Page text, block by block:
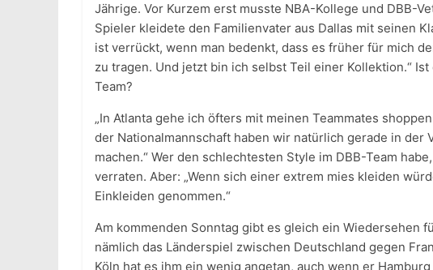
Jährige. Vor Kurzem erst musste NBA-Kollege und DBB-
Spieler kleidete den Familienvater aus Dallas mit seinen
ist verrückt, wenn man bedenkt, dass es früher für mich
zu tragen. Und jetzt bin ich selbst Teil einer Kollektion.“
Team?
„In Atlanta gehe ich öfters mit meinen Teammates
der Nationalmannschaft haben wir natürlich gerade in der
machen.“ Wer den schlechtesten Style im DBB-Team
verraten. Aber: „Wenn sich einer extrem mies kleiden
Einkleiden genommen.“
Am kommenden Sonntag gibt es gleich ein Wiedersehen
nämlich das Länderspiel zwischen Deutschland gegen
Köln hat es ihm ein wenig angetan, auch wenn er